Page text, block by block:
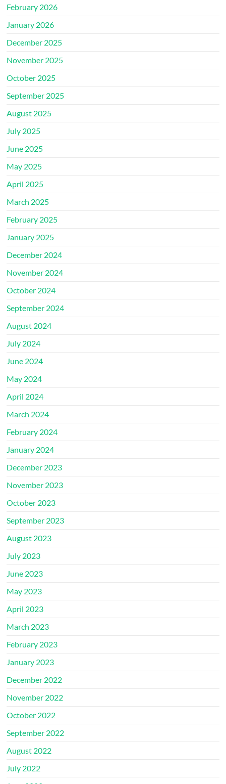
February 2026
January 2026
December 2025
November 2025
October 2025
September 2025
August 2025
July 2025
June 2025
May 2025
April 2025
March 2025
February 2025
January 2025
December 2024
November 2024
October 2024
September 2024
August 2024
July 2024
June 2024
May 2024
April 2024
March 2024
February 2024
January 2024
December 2023
November 2023
October 2023
September 2023
August 2023
July 2023
June 2023
May 2023
April 2023
March 2023
February 2023
January 2023
December 2022
November 2022
October 2022
September 2022
August 2022
July 2022